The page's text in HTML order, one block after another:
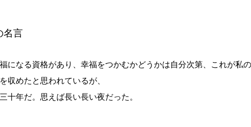
名言
なる資格があり、幸福をつかむかどうかは自分次第、これが私
収めたと思われているが、
十年だ。思えば長い長い夜だった。